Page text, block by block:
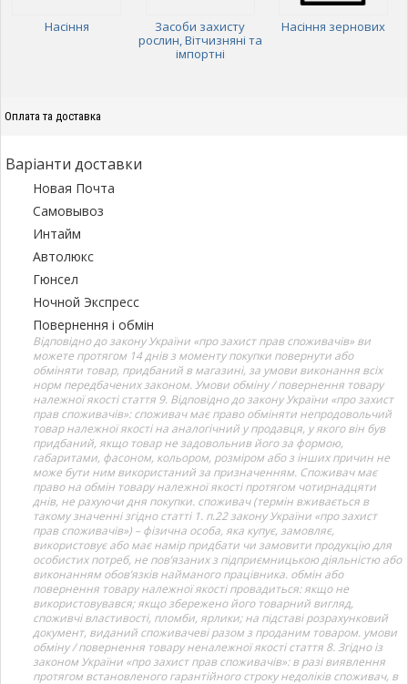
Насіння
Засоби захисту
рослин, Вітчизняні та
імпортні
Насіння зернових
Оплата та доставка
Варіанти доставки
Новая Почта
Самовывоз
Интайм
Автолюкс
Гюнсел
Ночной Экспресс
Повернення і обмін
Відповідно до закону України «про захист прав споживачів» ви
можете протягом 14 днів з моменту покупки повернути або
обміняти товар, придбаний в магазині, за умови виконання всіх
норм передбачених законом. Умови обміну / повернення товару
належної якості стаття 9. Відповідно до закону України «про захист
прав споживачів»: споживач має право обміняти непродовольчий
товар належної якості на аналогічний у продавця, у якого він був
придбаний, якщо товар не задовольнив його за формою,
габаритами, фасоном, кольором, розміром або з інших причин не
може бути ним використаний за призначенням. Споживач має
право на обмін товару належної якості протягом чотирнадцяти
днів, не рахуючи дня покупки. споживач (термін вживається в
такому значенні згідно статті 1. п.22 закону України «про захист
прав споживачів») – фізична особа, яка купує, замовляє,
використовує або має намір придбати чи замовити продукцію для
особистих потреб, не пов’язаних з підприємницькою діяльністю або
виконанням обов’язків найманого працівника. обмін або
повернення товару належної якості провадиться: якщо не
використовувався; якщо збережено його товарний вигляд,
споживчі властивості, пломби, ярлики; на підставі розрахунковий
документ, виданий споживачеві разом з проданим товаром. умови
обміну / повернення товару неналежної якості стаття 8. Згідно із
законом України «про захист прав споживачів»: в разі виявлення
протягом встановленого гарантійного строку недоліків споживач, в